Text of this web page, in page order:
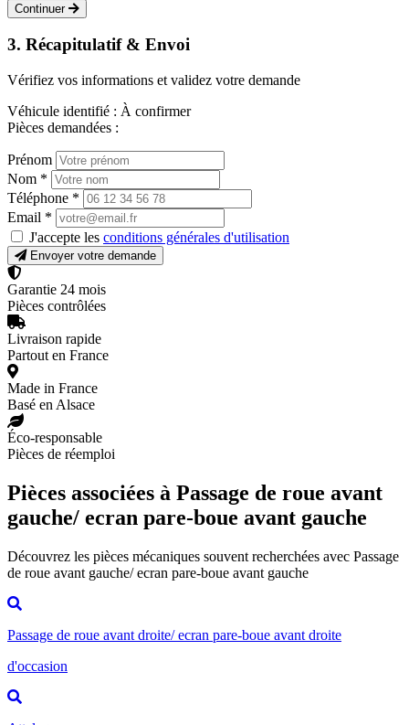
Continuer
3. Récapitulatif & Envoi
Vérifiez vos informations et validez votre demande
Véhicule identifié : À confirmer
Pièces demandées :
Prénom
Nom *
Téléphone *
Email *
J'accepte les conditions générales d'utilisation
Envoyer votre demande
Garantie 24 mois
Pièces contrôlées
Livraison rapide
Partout en France
Made in France
Basé en Alsace
Éco-responsable
Pièces de réemploi
Pièces associées à Passage de roue avant
gauche/ ecran pare-boue avant gauche
Découvrez les pièces mécaniques souvent recherchées avec Passage
de roue avant gauche/ ecran pare-boue avant gauche
Passage de roue avant droite/ ecran pare-boue avant droite
d'occasion